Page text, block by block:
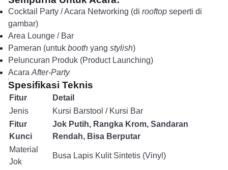
Cocktail Party / Acara Networking (di rooftop seperti di
gambar)
Area Lounge / Bar
Pameran (untuk booth yang stylish)
Peluncuran Produk (Product Launching)
Acara After-Party
Spesifikasi Teknis
Fitur
Detail
Jenis
Kursi Barstool / Kursi Bar
Fitur
Kunci
Jok Putih, Rangka Krom, Sandaran
Rendah, Bisa Berputar
Material
Jok
Busa Lapis Kulit Sintetis (Vinyl)